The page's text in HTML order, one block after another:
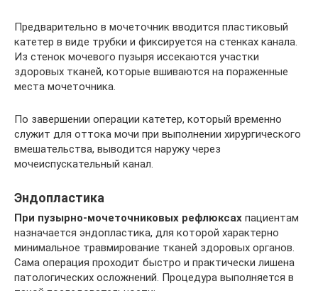
Предварительно в мочеточник вводится пластиковый
катетер в виде трубки и фиксируется на стенках канала.
Из стенок мочевого пузыря иссекаются участки
здоровых тканей, которые вшиваются на пораженные
места мочеточника.
По завершении операции катетер, который временно
служит для оттока мочи при выполнении хирургического
вмешательства, выводится наружу через
мочеиспускательный канал.
Эндопластика
При пузырно-мочеточниковых рефлюксах пациентам
назначается эндопластика, для которой характерно
минимальное травмирование тканей здоровых органов.
Сама операция проходит быстро и практически лишена
патологических осложнений. Процедура выполняется в